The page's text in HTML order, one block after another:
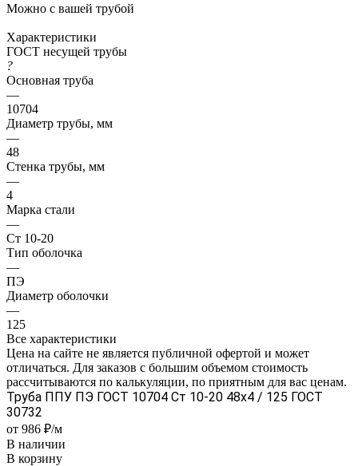
Можно с вашей трубой
Характеристики
ГОСТ несущей трубы
?
Основная труба
—
10704
Диаметр трубы, мм
—
48
Стенка трубы, мм
—
4
Марка стали
—
Ст 10-20
Тип оболочка
—
ПЭ
Диаметр оболочки
—
125
Все характеристики
Цена на сайте не является публичной офертой и может
отличаться. Для заказов с большим объемом стоимость
рассчитываются по калькуляции, по приятным для вас ценам.
Труба ППУ ПЭ ГОСТ 10704 Ст 10-20 48x4 / 125 ГОСТ
30732
от 986 ₽/м
В наличии
В корзину